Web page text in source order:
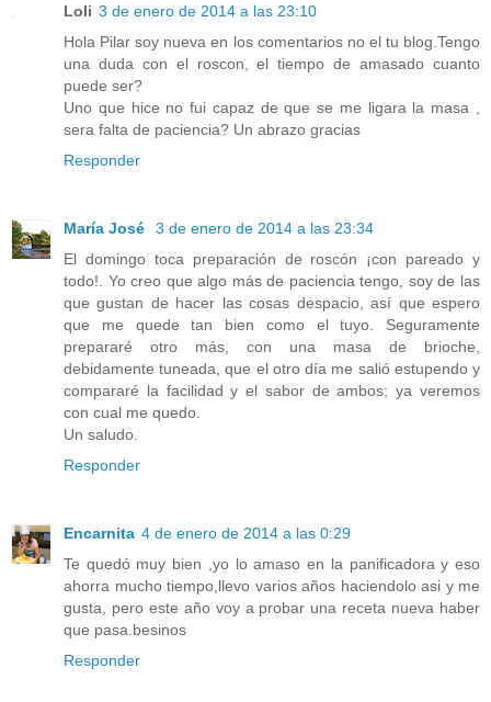
Loli 3 de enero de 2014 a las 23:10
Hola Pilar soy nueva en los comentarios no el tu blog.Tengo
una duda con el roscon, el tiempo de amasado cuanto
puede ser?
Uno que hice no fui capaz de que se me ligara la masa ,
sera falta de paciencia? Un abrazo gracias
Responder
María José
3 de enero de 2014 a las 23:34
El domingo toca preparación de roscón ¡con pareado y
todo!. Yo creo que algo más de paciencia tengo, soy de las
que gustan de hacer las cosas despacio, así que espero
que me quede tan bien como el tuyo. Seguramente
prepararé otro más, con una masa de brioche,
debidamente tuneada, que el otro día me salió estupendo y
compararé la facilidad y el sabor de ambos; ya veremos
con cual me quedo.
Un saludo.
Responder
Encarnita 4 de enero de 2014 a las 0:29
Te quedó muy bien ,yo lo amaso en la panificadora y eso
ahorra mucho tiempo,llevo varios años haciendolo asi y me
gusta, pero este año voy a probar una receta nueva haber
que pasa.besinos
Responder